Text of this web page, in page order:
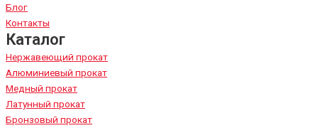
Блог
Контакты
Каталог
Нержавеющий прокат
Алюминиевый прокат
Медный прокат
Латунный прокат
Бронзовый прокат